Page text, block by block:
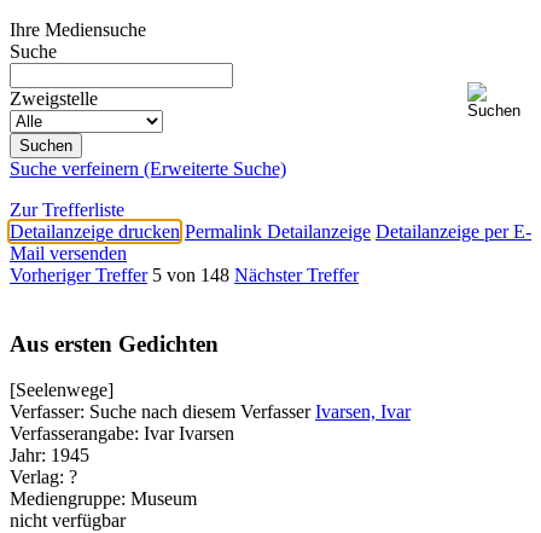
Ihre Mediensuche
Suche
Zweigstelle
Suche verfeinern (Erweiterte Suche)
Zur Trefferliste
Detailanzeige drucken Permalink Detailanzeige Detailanzeige per E-
Mail versenden
Vorheriger Treffer 5 von 148 Nächster Treffer
Aus ersten Gedichten
[Seelenwege]
Verfasser: Suche nach diesem Verfasser Ivarsen, Ivar
Verfasserangabe: Ivar Ivarsen
Jahr: 1945
Verlag: ?
Mediengruppe: Museum
nicht verfügbar